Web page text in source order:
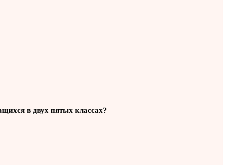
в двух пятых классах?